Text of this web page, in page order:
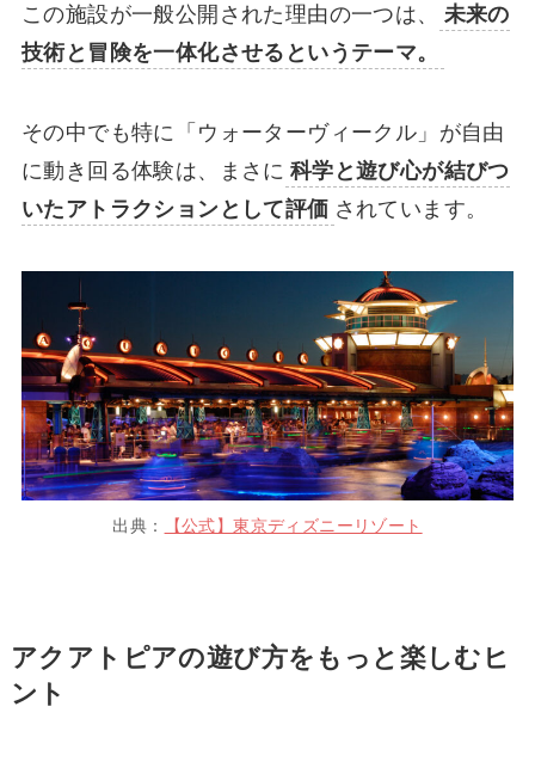
この施設が一般公開された理由の一つは、
未来の
技術と冒険を一体化させるというテーマ。
その中でも特に「ウォーターヴィークル」が自由
に動き回る体験は、まさに 科学と遊び心が結びつ
いたアトラクションとして評価 されています。
出典： 【公式】東京ディズニーリゾート
アクアトピアの遊び方をもっと楽しむヒ
ント